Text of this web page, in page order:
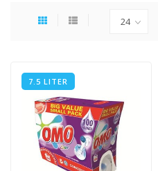
7.5 LITER